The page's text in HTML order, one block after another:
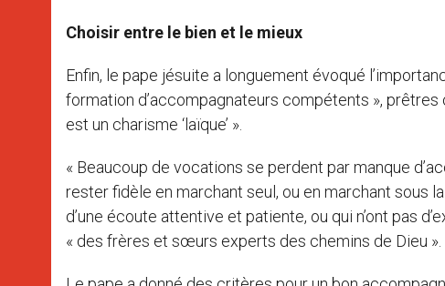
Choisir entre le bien et le mieux
Enfin, le pape jésuite a longuement évoqué
formation d’accompagnateurs compétents »,
est un charisme ‘laïque’ ».
« Beaucoup de vocations se perdent par manque
rester fidèle en marchant seul, ou en marchant
d’une écoute attentive et patiente, ou qui n’ont pas
« des frères et sœurs experts des chemins de Dieu ».